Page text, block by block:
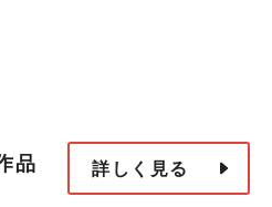
品 詳しく見る